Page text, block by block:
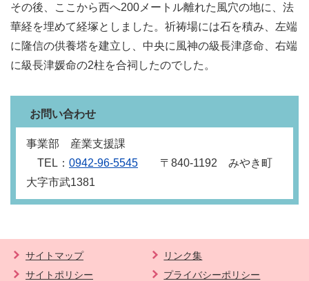
その後、ここから西へ200メートル離れた風穴の地に、法
華経を埋めて経塚としました。祈祷場には石を積み、左端
に隆信の供養塔を建立し、中央に風神の級長津彦命、右端
に級長津媛命の2柱を合祠したのでした。
お問い合わせ
事業部 産業支援課
TEL： 0942‐96‐5545 〒840‐1192 みやき町
大字市武1381
サイトマップ
リンク集
サイトポリシー
プライバシーポリシー